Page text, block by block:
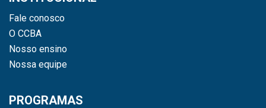
Fale conosco
O CCBA
Nosso ensino
Nossa equipe
PROGRAMAS